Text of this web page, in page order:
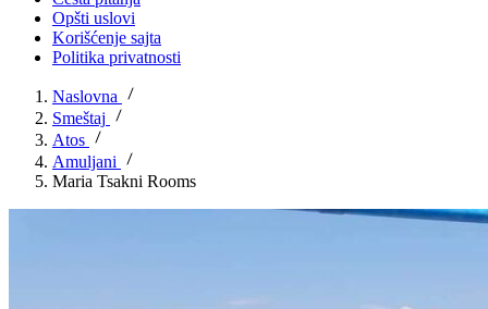
Opšti uslovi
Korišćenje sajta
Politika privatnosti
Naslovna
Smeštaj
Atos
Amuljani
Maria Tsakni Rooms